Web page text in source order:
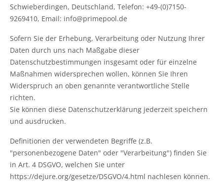
Schwieberdingen, Deutschland, Telefon: +49-(0)7150-
9269410, Email: info@primepool.de
Sofern Sie der Erhebung, Verarbeitung oder Nutzung Ihrer
Daten durch uns nach Maßgabe dieser
Datenschutzbestimmungen insgesamt oder für einzelne
Maßnahmen widersprechen wollen, können Sie Ihren
Widerspruch an oben genannte verantwortliche Stelle
richten.
Sie können diese Datenschutzerklärung jederzeit speichern
und ausdrucken.
Definitionen der verwendeten Begriffe (z.B.
"personenbezogene Daten" oder "Verarbeitung") finden Sie
in Art. 4 DSGVO, welchen Sie unter
https://dejure.org/gesetze/DSGVO/4.html nachlesen können.